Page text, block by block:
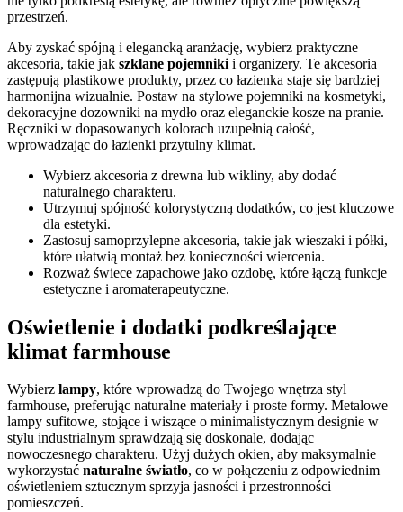
przestrzeń.
Aby zyskać spójną i elegancką aranżację, wybierz praktyczne
akcesoria, takie jak szklane pojemniki i organizery. Te akcesoria
zastępują plastikowe produkty, przez co łazienka staje się bardziej
harmonijna wizualnie. Postaw na stylowe pojemniki na kosmetyki,
dekoracyjne dozowniki na mydło oraz eleganckie kosze na pranie.
Ręczniki w dopasowanych kolorach uzupełnią całość,
wprowadzając do łazienki przytulny klimat.
Wybierz akcesoria z drewna lub wikliny, aby dodać
naturalnego charakteru.
Utrzymuj spójność kolorystyczną dodatków, co jest kluczowe
dla estetyki.
Zastosuj samoprzylepne akcesoria, takie jak wieszaki i półki,
które ułatwią montaż bez konieczności wiercenia.
Rozważ świece zapachowe jako ozdobę, które łączą funkcje
estetyczne i aromaterapeutyczne.
Oświetlenie i dodatki podkreślające
klimat farmhouse
Wybierz lampy, które wprowadzą do Twojego wnętrza styl
farmhouse, preferując naturalne materiały i proste formy. Metalowe
lampy sufitowe, stojące i wiszące o minimalistycznym designie w
stylu industrialnym sprawdzają się doskonale, dodając
nowoczesnego charakteru. Użyj dużych okien, aby maksymalnie
wykorzystać naturalne światło, co w połączeniu z odpowiednim
oświetleniem sztucznym sprzyja jasności i przestronności
pomieszczeń.